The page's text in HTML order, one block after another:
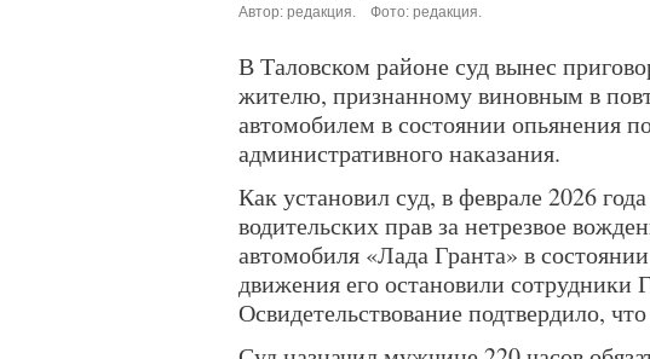
Автор: редакция. Фото: редакция.
В Таловском районе суд вынес
жителю, признанному виновным в
автомобилем в состоянии опьянения
административного наказания.
Как установил суд, в феврале 2026
водительских прав за нетрезвое
автомобиля «Лада Гранта» в
движения его остановили сотрудники
Освидетельствование подтвердило,